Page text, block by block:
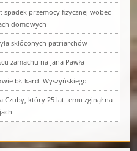
spadek przemocy fizycznej wobec
domowych
skłóconych patriarchów
zamachu na Jana Pawła II
bł. kard. Wyszyńskiego
Czuby, który 25 lat temu zginął na